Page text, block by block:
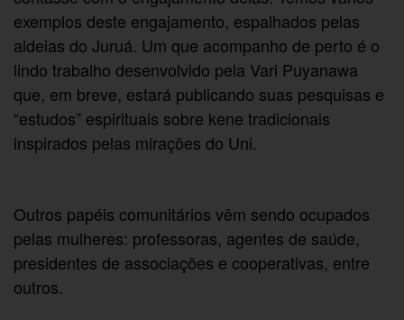
exemplos deste engajamento, espalhados pelas
aldeias do Juruá. Um que acompanho de perto é o
lindo trabalho desenvolvido pela Vari Puyanawa
que, em breve, estará publicando suas pesquisas e
“estudos” espirituais sobre kene tradicionais
inspirados pelas mirações do Uni.
Outros papéis comunitários vêm sendo ocupados
pelas mulheres: professoras, agentes de saúde,
presidentes de associações e cooperativas, entre
outros.